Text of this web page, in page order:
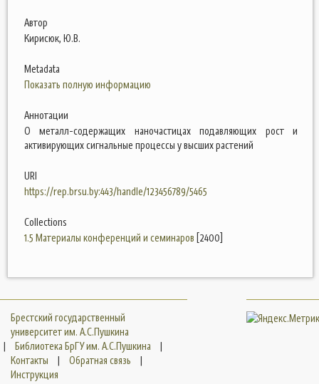
Автор
Кирисюк, Ю.В.
Metadata
Показать полную информацию
Аннотации
О металл-содержащих наночастицах подавляющих рост и
активирующих сигнальные процессы у высших растений
URI
https://rep.brsu.by:443/handle/123456789/5465
Collections
1.5 Материалы конференций и семинаров [2400]
Брестский государственный
университет им. А.С.Пушкина
|
Библиотека БрГУ им. А.С.Пушкина
|
Контакты
| Обратная связь
|
Инструкция